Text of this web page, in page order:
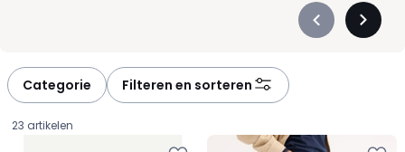
Précédent
Categorie Filteren en sorteren
23 artikelen